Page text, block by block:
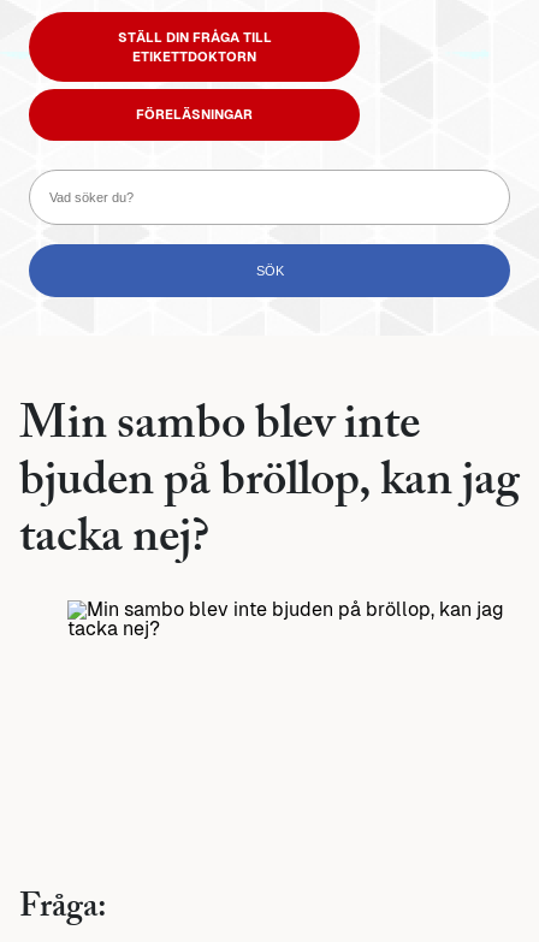
STÄLL DIN FRÅGA TILL
ETIKETTDOKTORN
FÖRELÄSNINGAR
Min sambo blev inte
bjuden på bröllop, kan jag
tacka nej?
Fråga: